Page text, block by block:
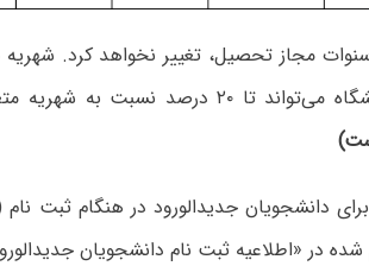
مجاز تحصیل، تغییر نخواهد کرد.
به تشخیص هیئت رئیسه دانشگاه می‌تواند تا ۲۰
دانشجویان جدیدالورود در هنگام ثبت
در «اطلاعیه ثبت نام دانشجویان